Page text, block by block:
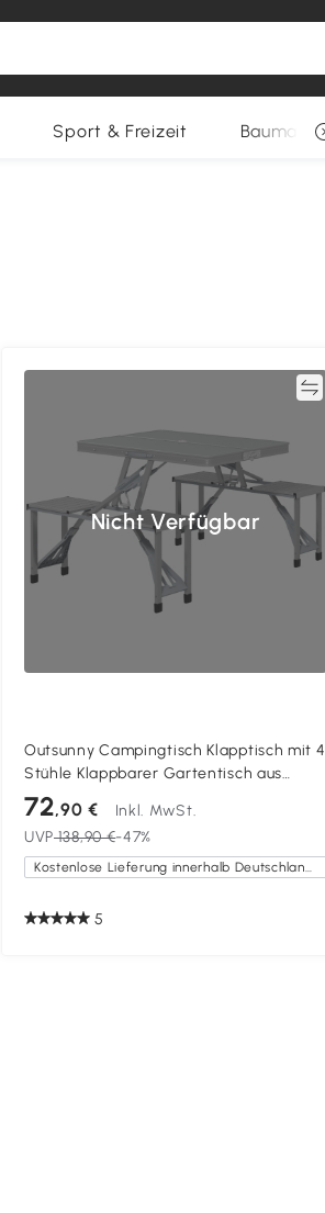
Sport & Freizeit Baumarkt
Nicht Verfügbar
Outsunny Campingtisch Klapptisch mit 4
Stühle Klappbarer Gartentisch aus
Aluminium 85,5 x 135cm Grau
72,90 €
Inkl. MwSt.
UVP138,90 €-47%
Kostenlose Lieferung innerhalb Deutschlands
5